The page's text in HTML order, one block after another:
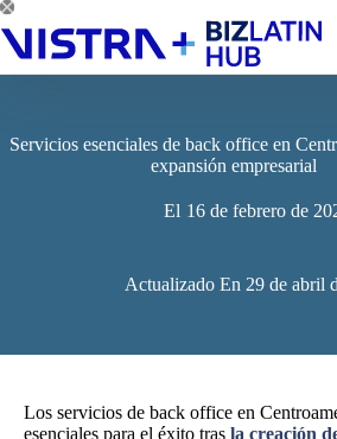
Saltar
al
contenido
Servicios esenciales de back office en
expansión empresarial
El 16 de febrero de
Actualizado En 29 de abril
Los servicios de back office en
esenciales para el éxito tras la creación